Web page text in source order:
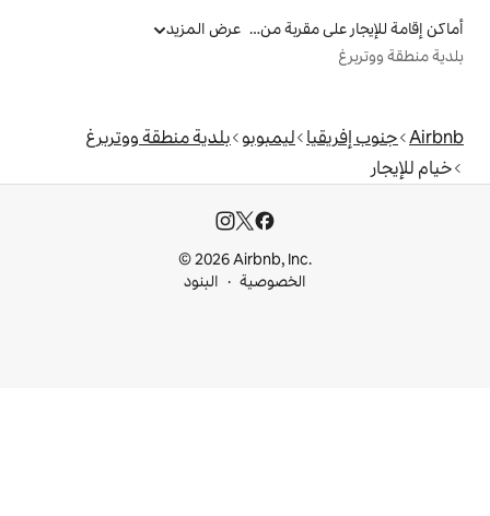
أماكن إقامة للإيجار على مقربة من البحيرة عرض المزيد
ليمبوبو بلدية منطقة ووتربرغ